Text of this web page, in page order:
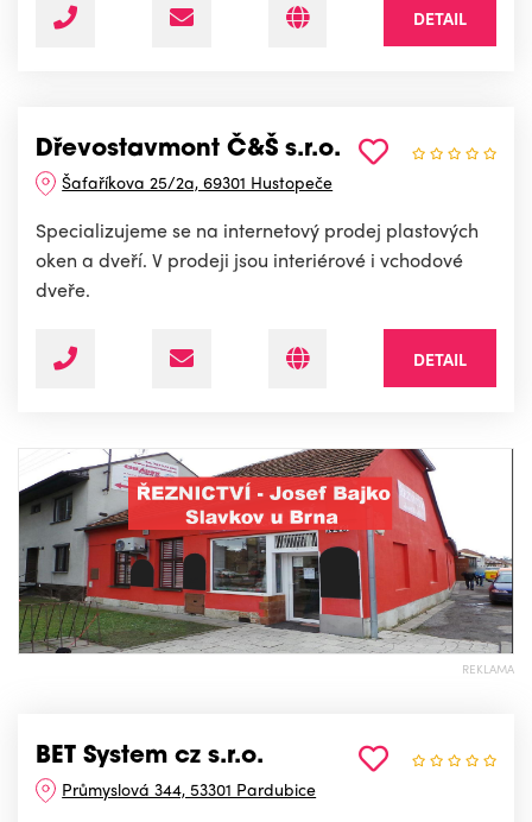
DETAIL
Dřevostavmont Č&Š s.r.o.
Šafaříkova 25/2a, 69301 Hustopeče
Specializujeme se na internetový prodej plastových
oken a dveří. V prodeji jsou interiérové i vchodové
dveře.
DETAIL
REKLAMA
BET System cz s.r.o.
Průmyslová 344, 53301 Pardubice